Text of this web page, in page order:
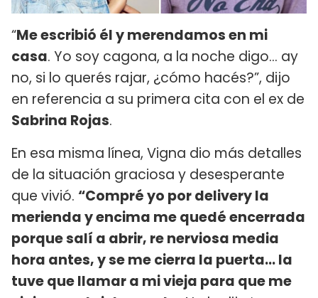
“Me escribió él y merendamos en mi
casa. Yo soy cagona, a la noche digo… ay
no, si lo querés rajar, ¿cómo hacés?”, dijo
en referencia a su primera cita con el ex de
Sabrina Rojas.
En esa misma línea, Vigna dio más detalles
de la situación graciosa y desesperante
que vivió. “Compré yo por delivery la
merienda y encima me quedé encerrada
porque salí a abrir, re nerviosa media
hora antes, y se me cierra la puerta… la
tuve que llamar a mi vieja para que me